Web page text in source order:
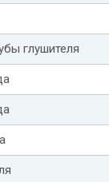
глушителя